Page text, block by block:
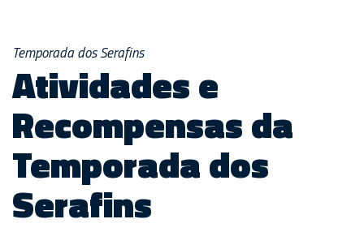
Temporada dos Serafins
Atividades e
Recompensas da
Temporada dos
Serafins